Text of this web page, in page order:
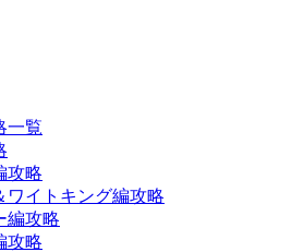
一覧
攻略
ワイトキング編攻略
編攻略
攻略